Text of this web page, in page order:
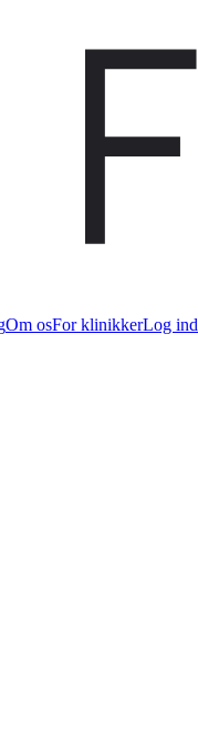
Om osFor klinikkerLog ind